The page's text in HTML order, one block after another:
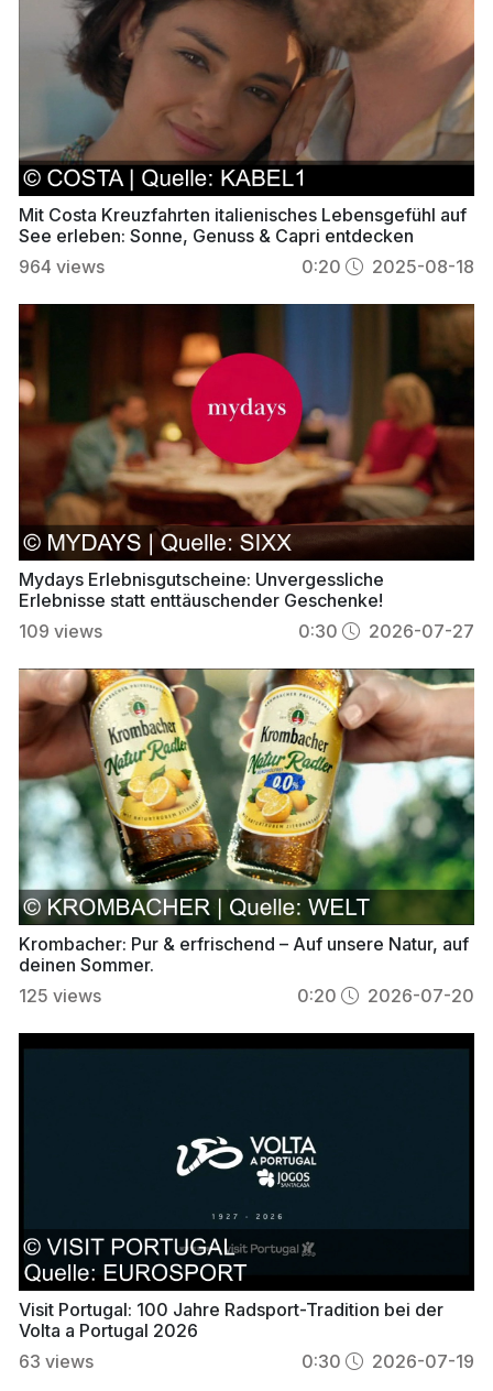
Mit Costa Kreuzfahrten italienisches Lebensgefühl auf
See erleben: Sonne, Genuss & Capri entdecken
964 views 0:20 2025-08-18
Mydays Erlebnisgutscheine: Unvergessliche
Erlebnisse statt enttäuschender Geschenke!
109 views 0:30 2026-07-27
Krombacher: Pur & erfrischend – Auf unsere Natur, auf
deinen Sommer.
125 views 0:20 2026-07-20
Visit Portugal: 100 Jahre Radsport-Tradition bei der
Volta a Portugal 2026
63 views 0:30 2026-07-19